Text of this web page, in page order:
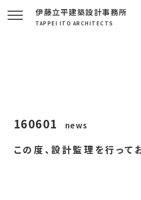
伊藤立平建築設計事務所
TAPPEI ITO ARCHITECTS
160601 news
この度、設計監理を行って